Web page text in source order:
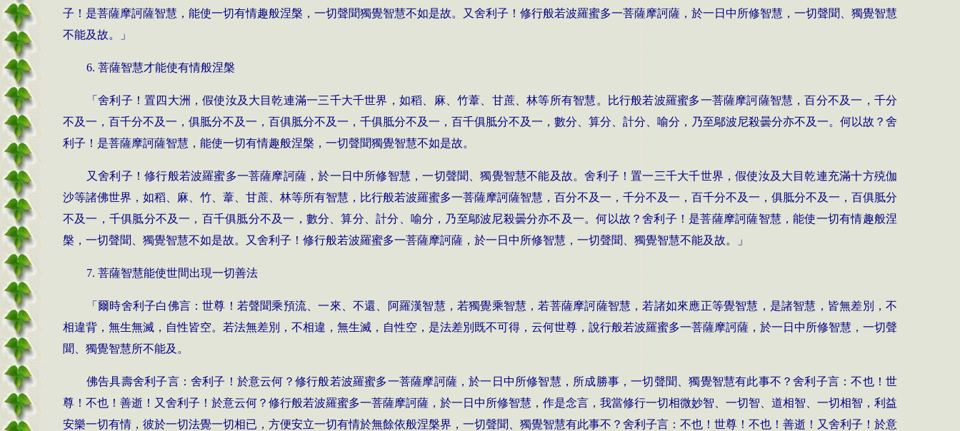
子！是菩薩摩訶薩智慧，能使一切有情趣般涅槃，一切聲聞獨覺智慧不如是故。又舍利子！修行般若波羅蜜多一菩薩摩訶薩，於一日中所修智慧，一切聲聞、獨覺智慧
不能及故。」
6. 菩薩智慧才能使有情般涅槃
「舍利子！置四大洲，假使汝及大目乾連滿一三千大千世界，如稻、麻、竹葦、甘蔗、林等所有智慧。比行般若波羅蜜多一菩薩摩訶薩智慧，百分不及一，千分
不及一，百千分不及一，俱胝分不及一，百俱胝分不及一，千俱胝分不及一，百千俱胝分不及一，數分、算分、計分、喻分，乃至鄔波尼殺曇分亦不及一。何以故？舍
利子！是菩薩摩訶薩智慧，能使一切有情趣般涅槃，一切聲聞獨覺智慧不如是故。
又舍利子！修行般若波羅蜜多一菩薩摩訶薩，於一日中所修智慧，一切聲聞、獨覺智慧不能及故。舍利子！置一三千大千世界，假使汝及大目乾連充滿十方殑伽
沙等諸佛世界，如稻、麻、竹、葦、甘蔗、林等所有智慧，比行般若波羅蜜多一菩薩摩訶薩智慧，百分不及一，千分不及一，百千分不及一，俱胝分不及一，百俱胝分
不及一，千俱胝分不及一，百千俱胝分不及一，數分、算分、計分、喻分，乃至鄔波尼殺曇分亦不及一。何以故？舍利子！是菩薩摩訶薩智慧，能使一切有情趣般涅
槃，一切聲聞、獨覺智慧不如是故。又舍利子！修行般若波羅蜜多一菩薩摩訶薩，於一日中所修智慧，一切聲聞、獨覺智慧不能及故。」
7. 菩薩智慧能使世間出現一切善法
「爾時舍利子白佛言：世尊！若聲聞乘預流、一來、不還、阿羅漢智慧，若獨覺乘智慧，若菩薩摩訶薩智慧，若諸如來應正等覺智慧，是諸智慧，皆無差別，不
相違背，無生無滅，自性皆空。若法無差別，不相違，無生滅，自性空，是法差別既不可得，云何世尊，說行般若波羅蜜多一菩薩摩訶薩，於一日中所修智慧，一切聲
聞、獨覺智慧所不能及。
佛告具壽舍利子言：舍利子！於意云何？修行般若波羅蜜多一菩薩摩訶薩，於一日中所修智慧，所成勝事，一切聲聞、獨覺智慧有此事不？舍利子言：不也！世
尊！不也！善逝！又舍利子！於意云何？修行般若波羅蜜多一菩薩摩訶薩，於一日中所修智慧，作是念言，我當修行一切相微妙智、一切智、道相智、一切相智，利益
安樂一切有情，彼於一切法覺一切相已，方便安立一切有情於無餘依般涅槃界，一切聲聞、獨覺智慧有此事不？舍利子言：不也！世尊！不也！善逝！又舍利子！於意